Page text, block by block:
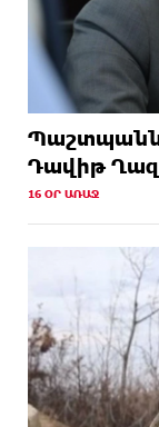
Դավիթ
16 ՕՐ ԱՌԱՋ